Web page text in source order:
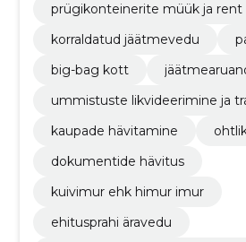
prügikonteinerite müük ja rent
korraldatud jäätmevedu
big-bag kott
ummistuste likvideerimine ja
kaupade hävitamine
dokumentide hävitus
kuivimur ehk himur imur
ehitusprahi äravedu